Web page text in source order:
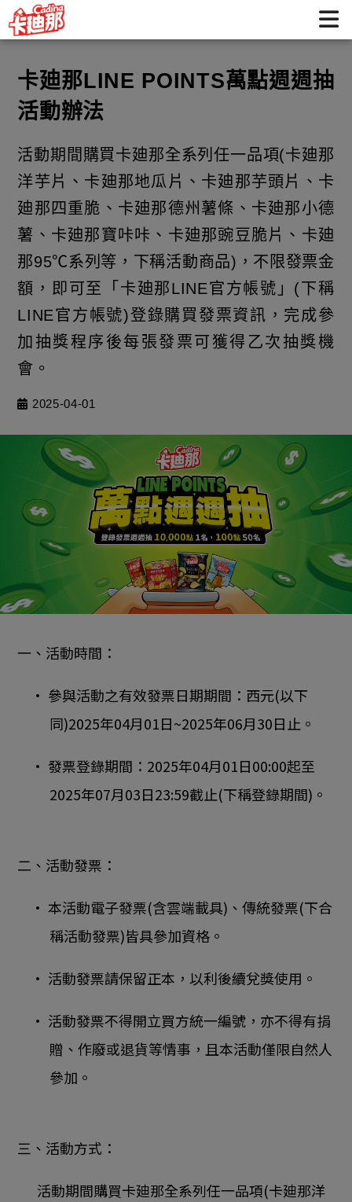
卡廸那LINE POINTS萬點週週抽 活動辦法 | 卡迪那 好吃不喊卡
卡廸那LINE POINTS萬點週週抽
活動辦法
活動期間購買卡廸那全系列任一品項(卡廸那
洋芋片、卡廸那地瓜片、卡廸那芋頭片、卡
廸那四重脆、卡廸那德州薯條、卡廸那小德
薯、卡廸那寶咔咔、卡廸那豌豆脆片、卡廸
那95℃系列等，下稱活動商品)，不限發票金
額，即可至「卡廸那LINE官方帳號」(下稱
LINE官方帳號)登錄購買發票資訊，完成參
加抽獎程序後每張發票可獲得乙次抽獎機
會。
2025-04-01
一、活動時間：
• 參與活動之有效發票日期期間：西元(以下
同)2025年04月01日~2025年06月30日止。
• 發票登錄期間：2025年04月01日00:00起至
2025年07月03日23:59截止(下稱登錄期間)。
二、活動發票：
• 本活動電子發票(含雲端載具)、傳統發票(下合
稱活動發票)皆具參加資格。
• 活動發票請保留正本，以利後續兌獎使用。
• 活動發票不得開立買方統一編號，亦不得有捐
贈、作廢或退貨等情事，且本活動僅限自然人
參加。
三、活動方式：
活動期間購買卡廸那全系列任一品項(卡廸那洋